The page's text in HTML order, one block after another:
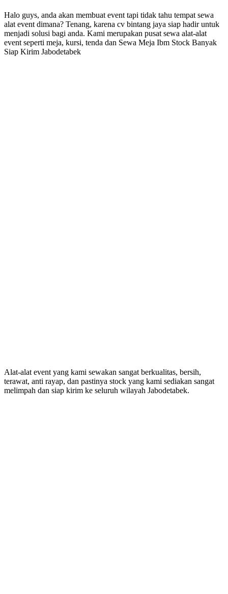
Halo guys, anda akan membuat event tapi tidak tahu tempat sewa
alat event dimana? Tenang, karena cv bintang jaya siap hadir untuk
menjadi solusi bagi anda. Kami merupakan pusat sewa alat-alat
event seperti meja, kursi, tenda dan Sewa Meja Ibm Stock Banyak
Siap Kirim Jabodetabek
Alat-alat event yang kami sewakan sangat berkualitas, bersih,
terawat, anti rayap, dan pastinya stock yang kami sediakan sangat
melimpah dan siap kirim ke seluruh wilayah Jabodetabek.